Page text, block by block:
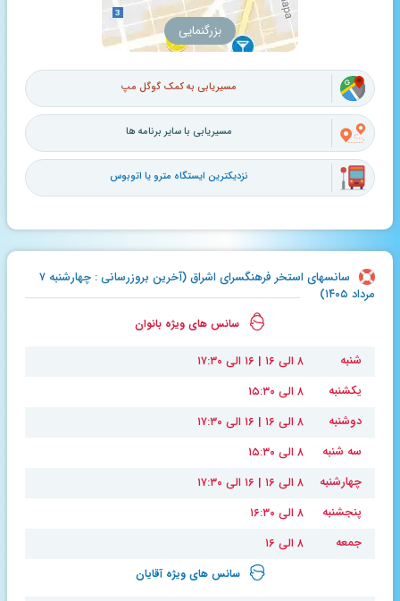
بزرگنمایی
مسیریابی به کمک گوگل مپ
مسیریابی با سایر برنامه ها
نزدیکترین ایستگاه مترو یا اتوبوس
سانسهای استخر فرهنگسرای اشراق (آخرین بروزرسانی : چهارشنبه ۷
مرداد ۱۴۰۵)
سانس های ویژه بانوان
شنبه
۸ الی ۱۶ | ۱۶ الی ۱۷:۳۰
یکشنبه
۸ الی ۱۵:۳۰
دوشنبه
۸ الی ۱۶ | ۱۶ الی ۱۷:۳۰
سه شنبه
۸ الی ۱۵:۳۰
چهارشنبه
۸ الی ۱۶ | ۱۶ الی ۱۷:۳۰
پنجشنبه
۸ الی ۱۶:۳۰
جمعه
۸ الی ۱۶
سانس های ویژه آقایان